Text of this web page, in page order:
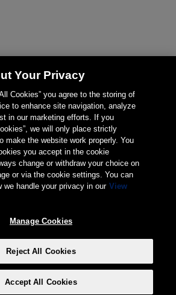
Your Privacy
Cookies” you agree to the storing of
to enhance site navigation, analyze
in our marketing efforts. If you
we will only place strictly
make the website work properly. You
you accept in the cookie
change or withdraw your choice on
or via the cookie settings. You can
we handle your privacy in our View
Manage Cookies
Reject All Cookies
Accept All Cookies